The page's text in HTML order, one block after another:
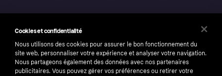
Cookies et confidentialité
Nous utilisons des cookies pour assurer le bon fonctionnement du
site web, personnaliser votre expérience et analyser votre navigation.
Nous partageons également des données avec nos partenaires
publicitaires. Vous pouvez gérer vos préférences ou retirer votre